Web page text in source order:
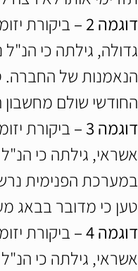
דוגמה 2 –
ביקורת
גדולה, גילתה כי
הנאמנות של החברה.
החודשי שולם
דוגמה 3 –
ביקורת
אשראי, גילתה כי
במערכת הפנימית
טען כי מדובר בבאג
דוגמה 4 –
ביקורת
אשראי, גילתה כי